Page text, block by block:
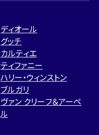
ディオール
グッチ
カルティエ
ティファニー
ハリー・ウィンストン
ブルガリ
ヴァン クリーフ＆アーペ
ル